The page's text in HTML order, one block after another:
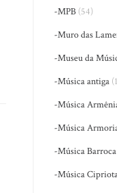
-MPB (54)
-Muro das
-Museu da
-Música antiga
-Música
-Música
-Música
-Música